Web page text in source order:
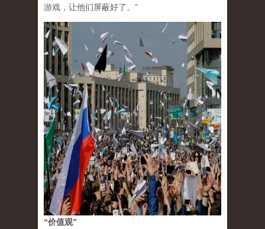
游戏，让他们屏蔽好了。”
“价值观”